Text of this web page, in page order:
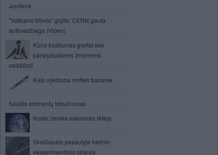
Jupiteris
"Vatikano trileris" grįžta: CERN gauta
antimedžiaga (Video)
Kūno kostiumas greitai leis
paralyžuotiems žmonėms
vaikščioti
Kaip vykdoma mirties bausmė
Saulės elementų tobulinimas
Kodėl žemės sukimasis lėtėja
Greičiausio pasaulyje karinio
eksperimentinis orlaivis